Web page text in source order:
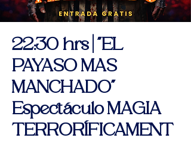
22:30 hrs | "EL
PAYASO MAS
MANCHADO"
Espectáculo MAGIA
TERRORÍFICAMENT